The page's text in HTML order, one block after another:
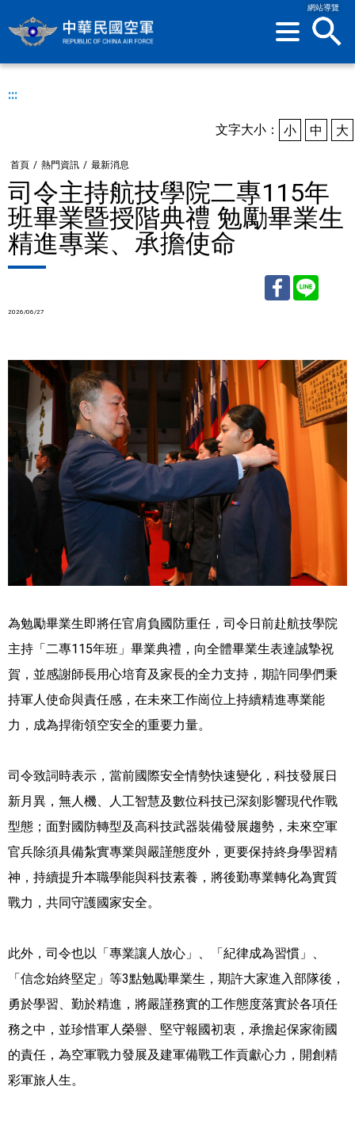
網站導覽
:::
文字大小： 小 中 大
首頁 / 熱門資訊 / 最新消息
司令主持航技學院二專115年
班畢業暨授階典禮 勉勵畢業生
精進專業、承擔使命
2026/06/27
為勉勵畢業生即將任官肩負國防重任，司令日前赴航技學院
主持「二專115年班」畢業典禮，向全體畢業生表達誠摯祝
賀，並感謝師長用心培育及家長的全力支持，期許同學們秉
持軍人使命與責任感，在未來工作崗位上持續精進專業能
力，成為捍衛領空安全的重要力量。
司令致詞時表示，當前國際安全情勢快速變化，科技發展日
新月異，無人機、人工智慧及數位科技已深刻影響現代作戰
型態；面對國防轉型及高科技武器裝備發展趨勢，未來空軍
官兵除須具備紮實專業與嚴謹態度外，更要保持終身學習精
神，持續提升本職學能與科技素養，將後勤專業轉化為實質
戰力，共同守護國家安全。
此外，司令也以「專業讓人放心」、「紀律成為習慣」、
「信念始終堅定」等3點勉勵畢業生，期許大家進入部隊後，
勇於學習、勤於精進，將嚴謹務實的工作態度落實於各項任
務之中，並珍惜軍人榮譽、堅守報國初衷，承擔起保家衛國
的責任，為空軍戰力發展及建軍備戰工作貢獻心力，開創精
彩軍旅人生。